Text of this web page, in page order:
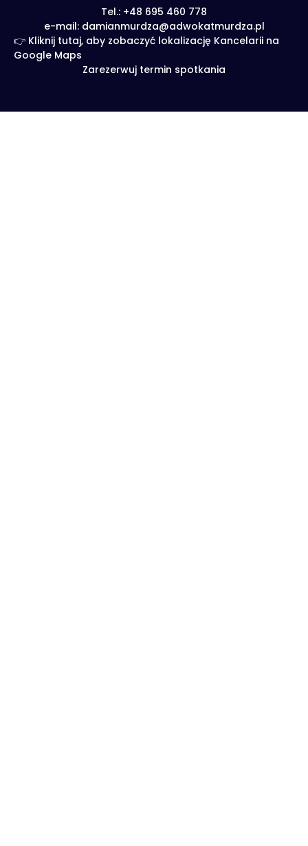
Tel.: +48 695 460 778
e-mail: damianmurdza@adwokatmurdza.pl
👉 Kliknij tutaj, aby zobaczyć lokalizację Kancelarii na
Google Maps
Zarezerwuj termin spotkania